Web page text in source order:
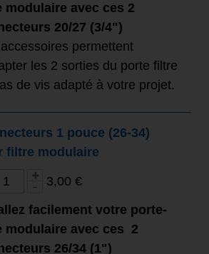
modulaire avec ces 2
20/27 (3/4")
permettent
les 2 sorties du porte filtre
de vis adapté à votre projet.
1 pouce (26-34)
filtre modulaire
3,00 €
facilement votre porte-
modulaire avec ces 2
26/34 (1")